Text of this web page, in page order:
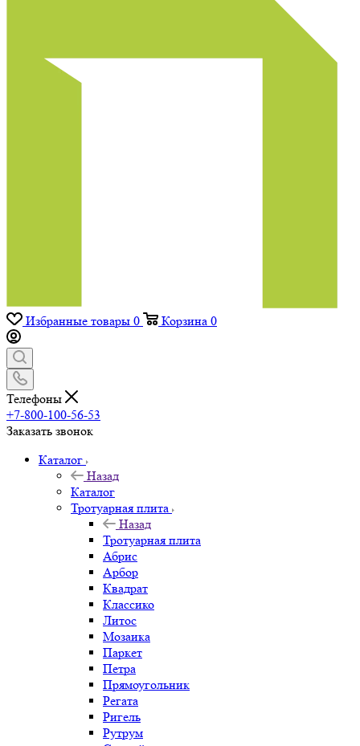
Избранные товары 0 Корзина 0
Телефоны
+7-800-100-56-53
Заказать звонок
Каталог
Назад
Каталог
Тротуарная плита
Назад
Тротуарная плита
Абрис
Арбор
Квадрат
Классико
Литос
Мозаика
Паркет
Петра
Прямоугольник
Регата
Ригель
Рутрум